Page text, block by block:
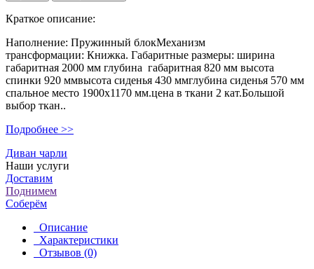
Краткое описание:
Наполнение: Пружинный блокМеханизм
трансформации: Книжка. Габаритные размеры: ширина
габаритная 2000 мм глубина габаритная 820 мм высота
спинки 920 ммвысота сиденья 430 ммглубина сиденья 570 мм
спальное место 1900х1170 мм.цена в ткани 2 кат.Большой
выбор ткан..
Подробнее >>
Диван чарли
Наши услуги
Доставим
Поднимем
Соберём
Описание
Характеристики
Отзывов (0)